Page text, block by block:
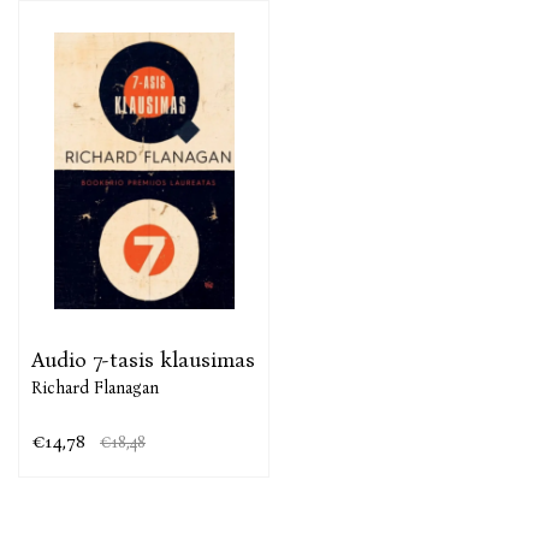
2014 m. apdovanotas prestižine „Man Booker“
premija. Šis romanas išrinktas metų knyga tokių
leidinių kaip „The New York Times“, „The Washington
Post“, „The Economist“.
Audio 7-tasis klausimas
Richard Flanagan
€14,78 €18,48